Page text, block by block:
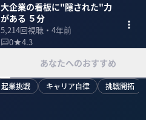
大企業の看板に"隠された"力
がある ５分
5,214回視聴・ 4年前
0
4.3
あなたへのおすすめ
起業挑戦 キャリア自律 挑戦開拓